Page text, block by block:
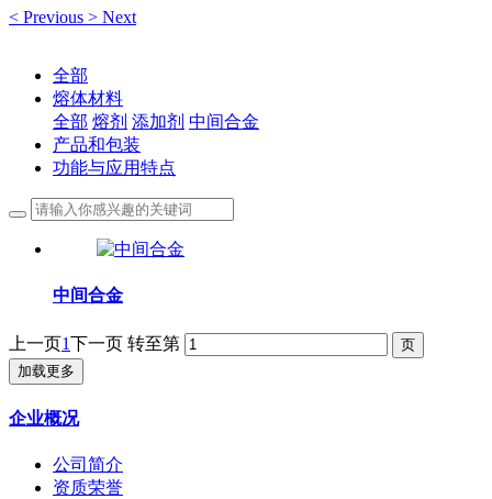
< Previous > Next
全部
熔体材料
全部 熔剂 添加剂 中间合金
产品和包装
功能与应用特点
中间合金
上一页1下一页 转至第
加载更多
企业概况
公司简介
资质荣誉